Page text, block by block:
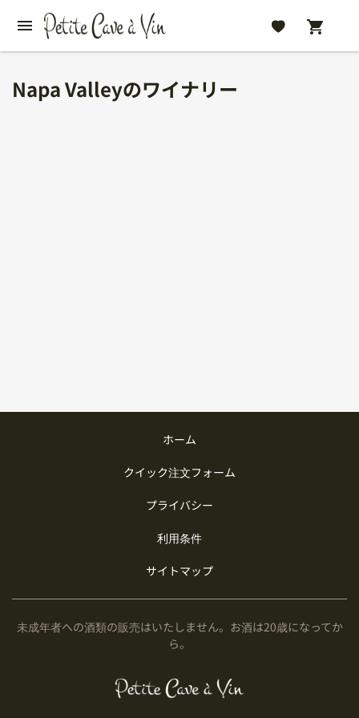
Napa Valleyのワイナリー
ホーム
クイック注文フォーム
プライバシー
利用条件
サイトマップ
未成年者への酒類の販売はいたしません。お酒は20歳になってか
ら。